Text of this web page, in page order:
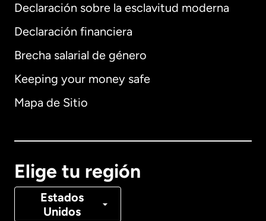
Declaración sobre la esclavitud moderna
Declaración financiera
Brecha salarial de género
Keeping your money safe
Mapa de Sitio
Elige tu región
Estados
Unidos
Internacional English
Alemania
Canadá Français